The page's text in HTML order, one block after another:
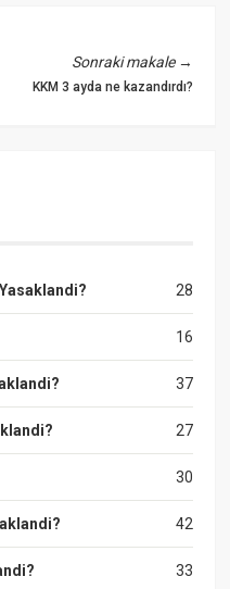
Sonraki makale→
KKM 3 ayda ne kazandırdı?
28
16
37
27
30
42
33